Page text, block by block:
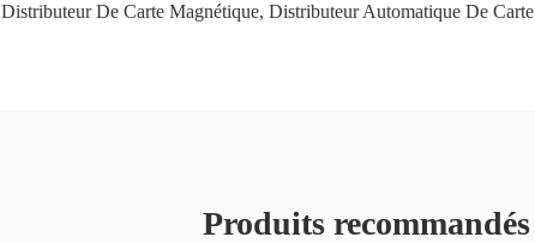
Distributeur De Carte Magnétique, Distributeur Automatique De Carte
Produits recommandés